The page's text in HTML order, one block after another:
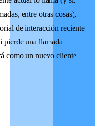
entre otras cosas),
de interacción reciente
pierde una llamada
como un nuevo cliente